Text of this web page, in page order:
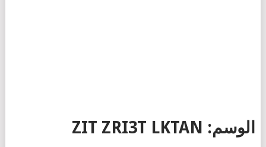
الوسم: ZIT ZRI3T LKTAN